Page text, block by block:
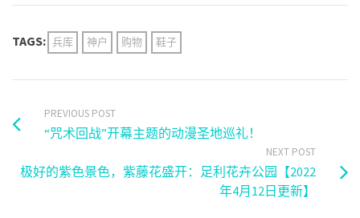
TAGS: 兵库 神户 购物 鞋子
PREVIOUS POST
“咒术回战”开幕主题的动漫圣地巡礼！
NEXT POST
极好的紫色景色，紫藤花盛开：足利花卉公园【2022
年4月12日更新】